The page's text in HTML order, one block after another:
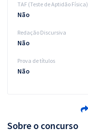
Sobre o concurso
TAF (Teste de Aptidão Física)
Não
Redação Discursiva
Não
Prova de títulos
Não